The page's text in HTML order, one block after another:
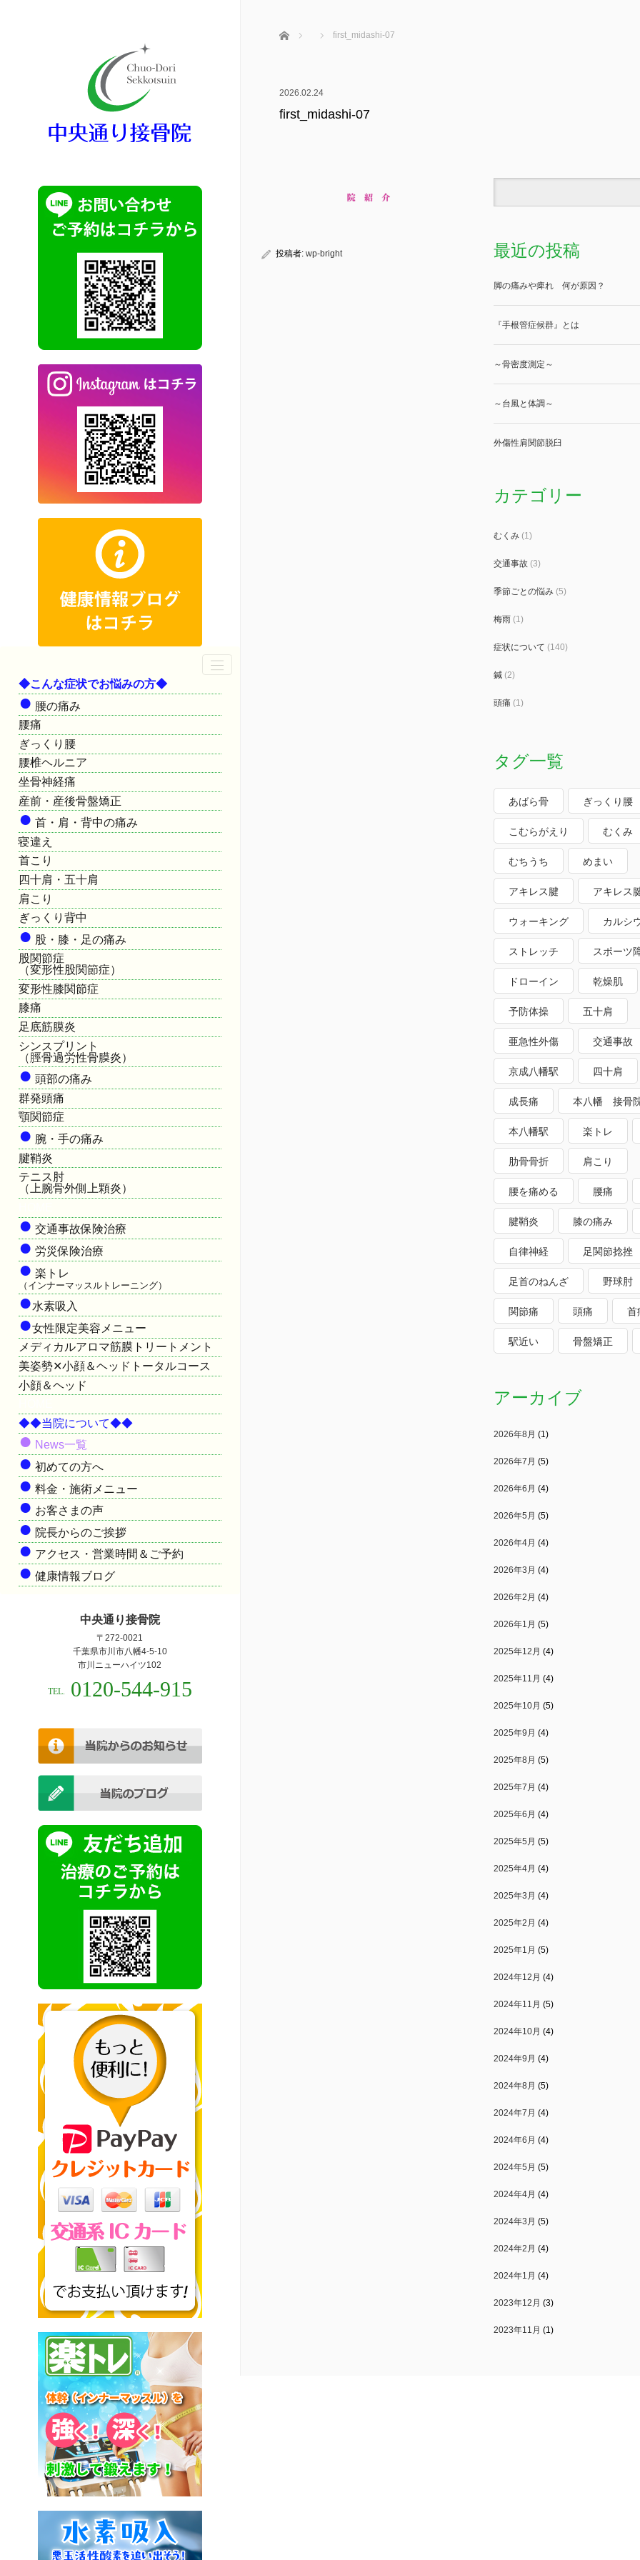
◆こんな症状でお悩みの方◆
● 腰の痛み
腰痛
ぎっくり腰
腰椎ヘルニア
坐骨神経痛
産前・産後骨盤矯正
● 首・肩・背中の痛み
寝違え
首こり
四十肩・五十肩
肩こり
ぎっくり背中
● 股・膝・足の痛み
股関節症
（変形性股関節症）
変形性膝関節症
膝痛
足底筋膜炎
シンスプリント
（脛骨過労性骨膜炎）
● 頭部の痛み
群発頭痛
顎関節症
● 腕・手の痛み
腱鞘炎
テニス肘
（上腕骨外側上顆炎）
● 交通事故保険治療
● 労災保険治療
● 楽トレ
（インナーマッスルトレーニング）
●水素吸入
●女性限定美容メニュー
メディカルアロマ筋膜トリートメント
美姿勢✕小顔＆ヘッドトータルコース
小顔＆ヘッド
◆◆当院について◆◆
● News一覧
● 初めての方へ
● 料金・施術メニュー
● お客さまの声
● 院長からのご挨拶
● アクセス・営業時間＆ご予約
● 健康情報ブログ
中央通り接骨院
〒272-0021
千葉県市川市八幡4-5-10
市川ニューハイツ102
TEL. 0120-544-915
ホーム first_midashi-07
2026.02.24
first_midashi-07
投稿者: wp-bright 最近の投稿
脚の痛みや痺れ 何が原因？
『手根管症候群』とは
～骨密度測定～
～台風と体調～
外傷性肩関節脱臼
カテゴリー
むくみ(1)
交通事故(3)
季節ごとの悩み(5)
梅雨(1)
症状について (140)
鍼(2)
頭痛 (1)
タグ一覧
あばら骨 ぎっくり腰
こむらがえり むくみ
むちうち めまい
アキレス腱 アキレス
ウォーキング カルシ
ストレッチ スポーツ
ドローイン 乾燥肌
予防体操 五十肩
亜急性外傷 交通事故
京成八幡駅 四十肩
成長痛 本八幡 接骨
本八幡駅 楽トレ
肋骨骨折 肩こり
腰を痛める 腰痛
腱鞘炎 膝の痛み
自律神経 足関節捻挫
足首のねんざ 野球肘
関節痛 頭痛 首
駅近い 骨盤矯正
アーカイブ
2026年8月 (1)
2026年7月 (5)
2026年6月 (4)
2026年5月 (5)
2026年4月 (4)
2026年3月 (4)
2026年2月 (4)
2026年1月 (5)
2025年12月 (4)
2025年11月 (4)
2025年10月 (5)
2025年9月 (4)
2025年8月 (5)
2025年7月 (4)
2025年6月 (4)
2025年5月 (5)
2025年4月 (4)
2025年3月 (4)
2025年2月 (4)
2025年1月 (5)
2024年12月 (4)
2024年11月 (5)
2024年10月 (4)
2024年9月 (4)
2024年8月 (5)
2024年7月 (4)
2024年6月 (4)
2024年5月 (5)
2024年4月 (4)
2024年3月 (5)
2024年2月 (4)
2024年1月 (4)
2023年12月 (3)
2023年11月 (1)